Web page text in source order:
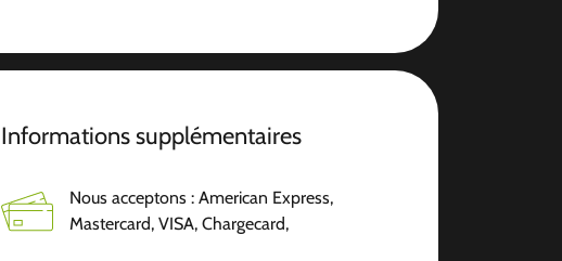
Informations supplémentaires
Nous acceptons : American Express,
Mastercard, VISA, Chargecard,